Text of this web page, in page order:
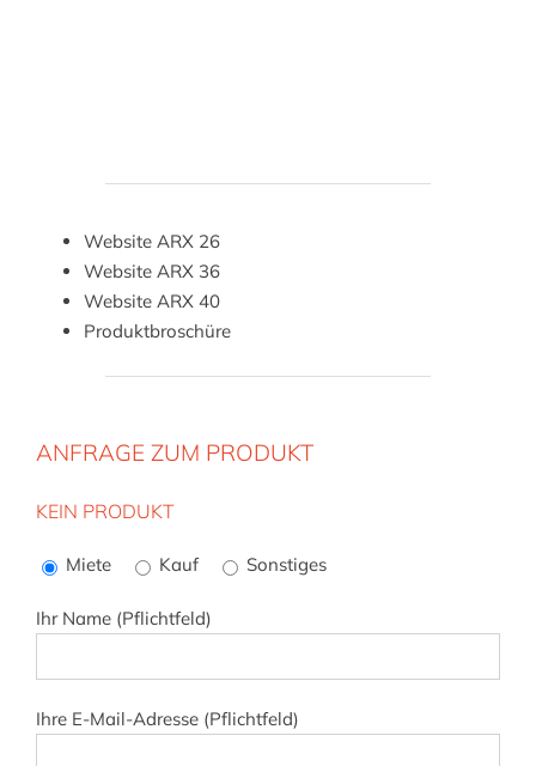
Website ARX 26
Website ARX 36
Website ARX 40
Produktbroschüre
ANFRAGE ZUM PRODUKT
Bitte
dieses
leer.
KEIN PRODUKT
Miete Kauf Sonstiges
Ihr Name (Pflichtfeld)
Ihre E-Mail-Adresse (Pflichtfeld)